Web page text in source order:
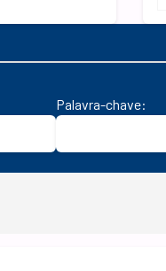
Palavra-chave: